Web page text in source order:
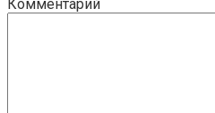
Комментарий